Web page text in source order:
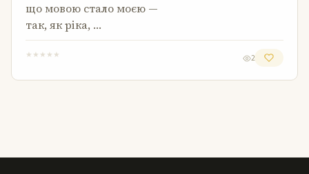
що мовою стало моєю —
так, як ріка, …
★ ★ ★ ★ ★ 2